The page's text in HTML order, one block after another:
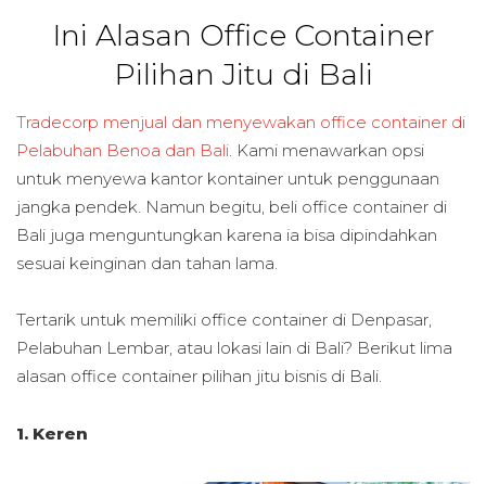
Ini Alasan Office Container
Pilihan Jitu di Bali
Tradecorp menjual dan menyewakan office container di
Pelabuhan Benoa dan Bali. Kami menawarkan opsi
untuk menyewa kantor kontainer untuk penggunaan
jangka pendek. Namun begitu, beli office container di
Bali juga menguntungkan karena ia bisa dipindahkan
sesuai keinginan dan tahan lama.
Tertarik untuk memiliki office container di Denpasar,
Pelabuhan Lembar, atau lokasi lain di Bali? Berikut lima
alasan office container pilihan jitu bisnis di Bali.
1. Keren